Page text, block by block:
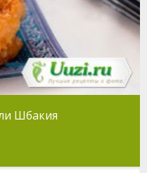
Шбакия